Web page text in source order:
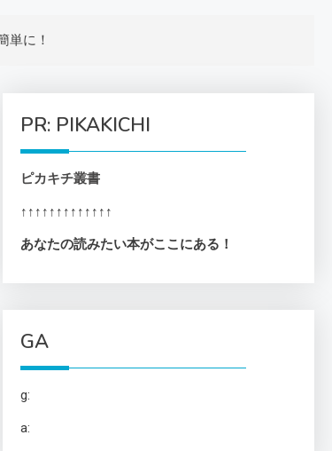
単に！
PR: PIKAKICHI
ピカキチ叢書
↑↑↑↑↑↑↑↑↑↑↑↑↑
あなたの読みたい本がここにある！
GA
g:
a: